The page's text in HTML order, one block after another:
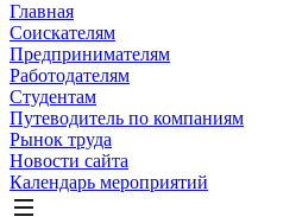
Главная
Соискателям
Предпринимателям
Работодателям
Студентам
Путеводитель по компаниям
Рынок труда
Новости сайта
Календарь мероприятий